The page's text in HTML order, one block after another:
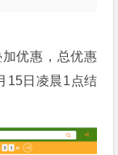
优惠，总优惠
15日凌晨1点结